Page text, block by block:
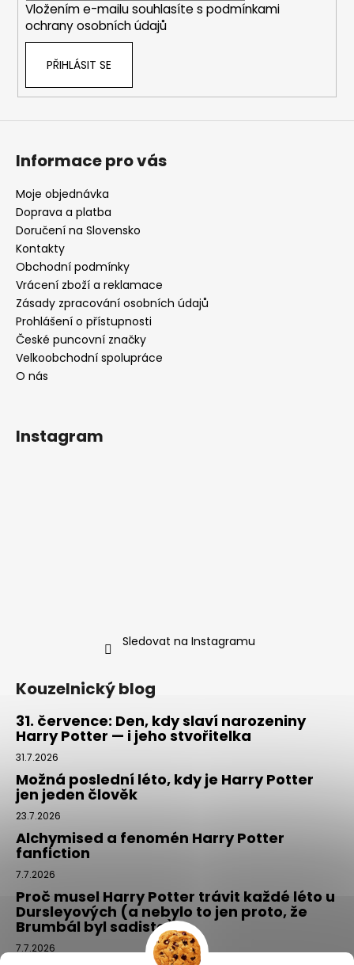
Vložením e-mailu souhlasíte s podmínkami
ochrany osobních údajů
PŘIHLÁSIT SE
Informace pro vás
Moje objednávka
Doprava a platba
Doručení na Slovensko
Kontakty
Obchodní podmínky
Vrácení zboží a reklamace
Zásady zpracování osobních údajů
Prohlášení o přístupnosti
České puncovní značky
Velkoobchodní spolupráce
O nás
Instagram
Sledovat na Instagramu
Kouzelnický blog
31. července: Den, kdy slaví narozeniny
Harry Potter — i jeho stvořitelka
31.7.2026
Možná poslední léto, kdy je Harry Potter
jen jeden člověk
23.7.2026
Alchymised a fenomén Harry Potter
fanfiction
7.7.2026
Proč musel Harry Potter trávit každé léto u
Dursleyových (a nebylo to jen proto, že
Brumbál byl sadista)
7.7.2026